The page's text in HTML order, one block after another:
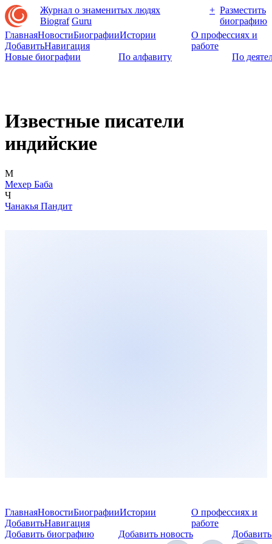
Журнал о знаменитых людях
Biograf Guru
+ Разместить
биографию
ГлавнаяНовостиБиографииИстории
ДобавитьНавигация
О профессиях и
работе
Новые биографии
По алфавиту По
Известные писатели
индийские
М
Мехер Баба
Ч
Чанакья Пандит
ГлавнаяНовостиБиографииИстории
ДобавитьНавигация
О профессиях и
работе
Добавить биографию
Добавить новость